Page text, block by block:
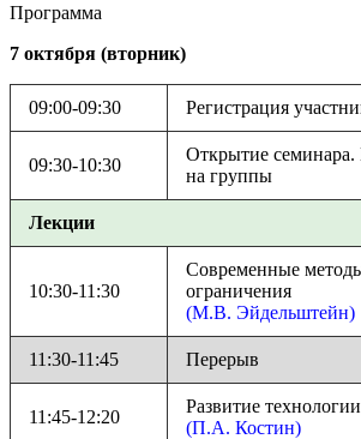
Программа
7 октября (вторник)
09:00-09:30 Регистрация
09:30-10:30
Открытие семинара.
на группы
Лекции
10:30-11:30
Современные
ограничения
(М.В. Эйдельштейн)
11:30-11:45 Перерыв
11:45-12:20
Развитие
(П.А. Костин)